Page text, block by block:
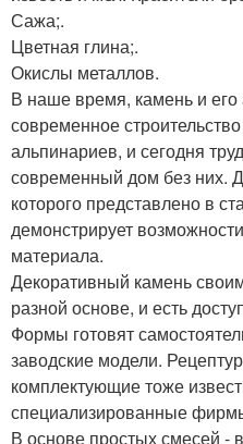
Сажа;.
Цветная глина;.
Окислы металлов.
В наше время, камень и
современное
альпинариев, и сегодня
современный дом без них.
которого представлено в
демонстрирует
материала.
Декоративный камень
разной основе, и есть
Формы готовят
заводские модели.
комплектующие тоже
специализированные
В основе простых смесей -